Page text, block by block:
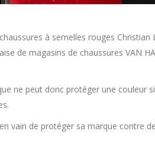
à semelles rouges
de magasins de chaussures VAN
ne peut donc protéger une couleur
vain de protéger sa marque contre